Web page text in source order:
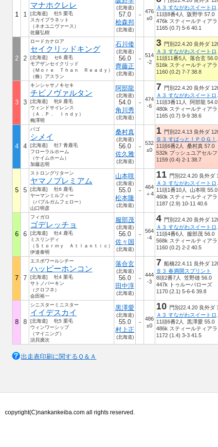
1 1
マナホクレレ
[北海道] 牡5 栗毛
スカイプラネット
（ネオユニヴァース）
佐藤弘樹
(北海道)
57.0
桧森邦
(北海道)
－
476
±0
11頭8番4人 阪野学 57.0
476k スティールティアラ
1165 (0.7) 5-6 40.1
2 2
ロードカナロア
セイクリッドキング
[北海道] セ6 鹿毛
モアザンセイクリッド
（Ｍｏｒｅ Ｔｈａｎ Ｒｅａｄｙ）
（株）アスラン
石川倭
(北海道)
56.0
齊藤正
(北海道)
－
514
-2
3 門別22.4.20 良外ダ
11頭11番5人 落合玄 56.0
516k スティールティアラ
1160 (0.2) 7-7 38.8
3 3
キンシャサノキセキ
チビノヴァルタン
[北海道] 牝9 鹿毛
ウィンドサイレンス
（Ａ．Ｐ． Ｉｎｄｙ）
梅澤明
阿部龍
(北海道)
54.0
角川秀
(北海道)
－
474
-6
7 門別22.4.20 良外ダ
11頭3番11人 阿部龍 54.0
480k スティールティアラ
1165 (0.7) 9-9 38.6
4 4
バゴ
シメイ
[北海道] 牡7 青鹿毛
フローラルホーム
（ケイムホーム）
加藤志明
桑村真
(北海道)
56.0
佐久雅
(北海道)
－
532
±0
1 門別22.4.13 良外ダ
11頭6番2人 桑村真 57.0
532k プッシュユアセルフ
1159 (0.4) 2-1 38.7
5 5
ストロングリターン
ヤマノプレミアム
[北海道] 牡6 鹿毛
ヤーマンミルフィー
（バブルガムフェロー）
山口明彦
山本咲
(北海道)
55.0
松本隆
(北海道)
－
464
＋4
11 門別22.4.20 良外ダ
11頭1番10人 山本咲 55.0
460k スティールティアラ
1187 (2.9) 10-11 40.6
6 6
フィガロ
ゴデレッチョ
[北海道] 牡4 鹿毛
ミスリンディ
（Ｓｔｏｒｍｙ Ａｔｌａｎｔｉｃ）
伊達泰明
服部茂
(北海道)
56.0
佐々国
(北海道)
－
564
-4
4 門別22.4.20 良外ダ
11頭4番6人 服部茂 56.0
568k スティールティアラ
1160 (0.2) 2-2 40.5
7 7
エスポワールシチー
ハッピーホンコン
[北海道] 牡4 栗毛
サトノバーキン
（クロフネ）
会田裕一
落合玄
(北海道)
56.0
田中淳
(北海道)
－
444
-3
7 船橋22.4.11 良外ダ
Ｂ３ 春満開スプリント
8頭2番7人 笠野雄 56.0
447k トゥルーバローズ
1170 (2.1) 5-6-6 39.8
8 8
シニスターミニスター
イイデスカイ
[北海道] 牝5 栗毛
ウィンワーシップ
（マイニング）
須貝廣次
黒澤愛
(北海道)
55.0
村上正
(北海道)
－
486
±0
10 門別22.4.20 良外ダ
11頭6番2人 黒澤愛 55.0
486k スティールティアラ
1172 (1.4) 3-3 41.5
出走表印刷に関するＱ＆Ａ
copyright(C)nankankeiba.com all rights reserved.